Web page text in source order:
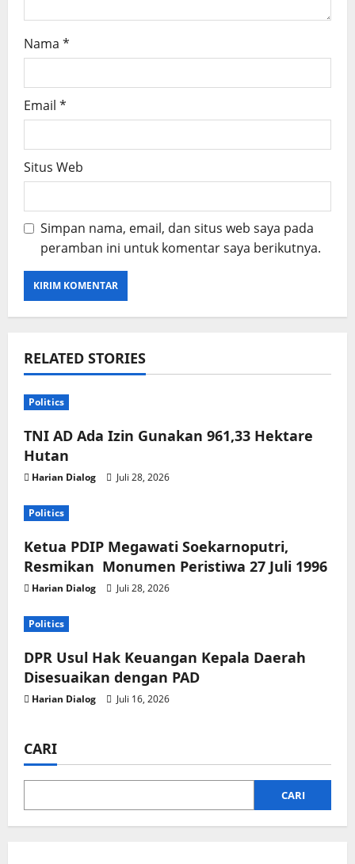
Nama *
Email *
Situs Web
Simpan nama, email, dan situs web saya pada
peramban ini untuk komentar saya berikutnya.
RELATED STORIES
Politics
TNI AD Ada Izin Gunakan 961,33 Hektare
Hutan
Harian Dialog Juli 28, 2026
Politics
Ketua PDIP Megawati Soekarnoputri,
Resmikan Monumen Peristiwa 27 Juli 1996
Harian Dialog Juli 28, 2026
Politics
DPR Usul Hak Keuangan Kepala Daerah
Disesuaikan dengan PAD
Harian Dialog Juli 16, 2026
CARI
CARI